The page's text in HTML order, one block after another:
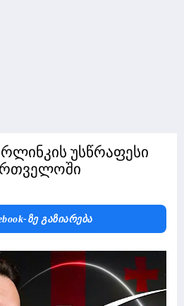
უსწრაფესი
Ზე Გაზიარება